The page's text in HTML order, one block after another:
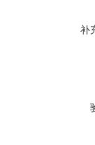
补